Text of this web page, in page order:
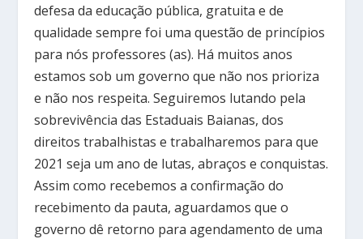
defesa da educação pública, gratuita e de
qualidade sempre foi uma questão de princípios
para nós professores (as). Há muitos anos
estamos sob um governo que não nos prioriza
e não nos respeita. Seguiremos lutando pela
sobrevivência das Estaduais Baianas, dos
direitos trabalhistas e trabalharemos para que
2021 seja um ano de lutas, abraços e conquistas.
Assim como recebemos a confirmação do
recebimento da pauta, aguardamos que o
governo dê retorno para agendamento de uma